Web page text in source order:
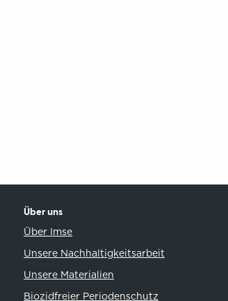
Über uns
Über Imse
Unsere Nachhaltigkeitsarbeit
Unsere Materialien
Biozidfreier Periodenschutz